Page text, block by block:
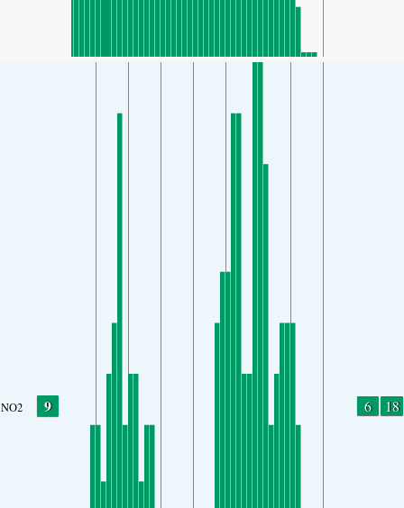
NO2 9 6 18